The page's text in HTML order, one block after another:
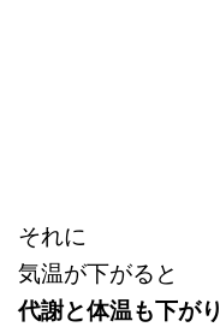
それに
気温が下がると
代謝と体温も下がり